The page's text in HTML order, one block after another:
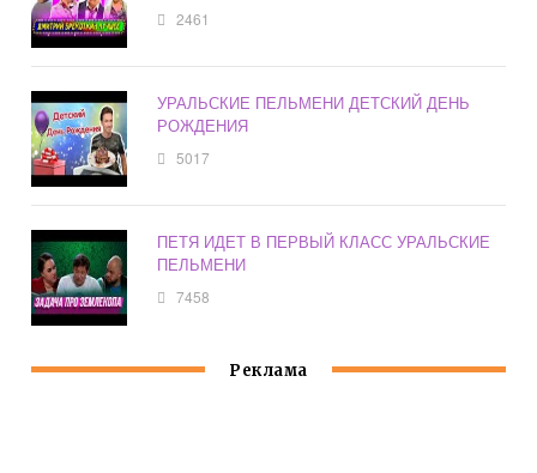
2461
УРАЛЬСКИЕ ПЕЛЬМЕНИ ДЕТСКИЙ ДЕНЬ
РОЖДЕНИЯ
5017
ПЕТЯ ИДЕТ В ПЕРВЫЙ КЛАСС УРАЛЬСКИЕ
ПЕЛЬМЕНИ
7458
Реклама